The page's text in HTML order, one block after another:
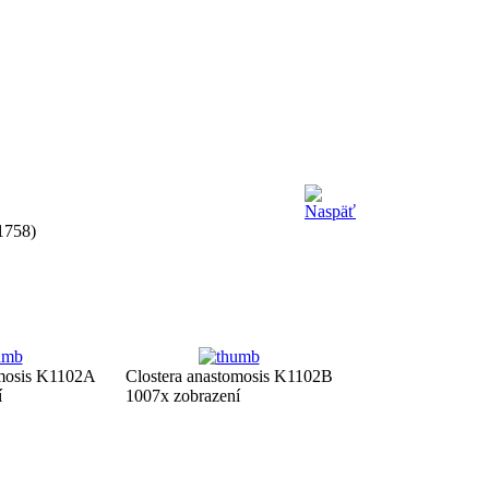
K1102A
Clostera anastomosis K1102B
1007x zobrazení